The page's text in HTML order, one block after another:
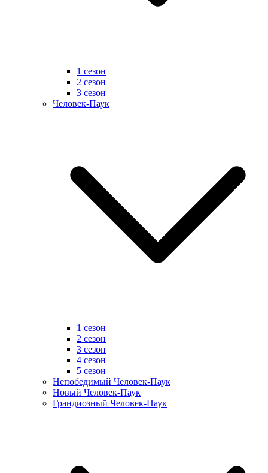
1 сезон
2 сезон
3 сезон
Человек-Паук
1 сезон
2 сезон
3 сезон
4 сезон
5 сезон
Непобедимый Человек-Паук
Новый Человек-Паук
Грандиозный Человек-Паук